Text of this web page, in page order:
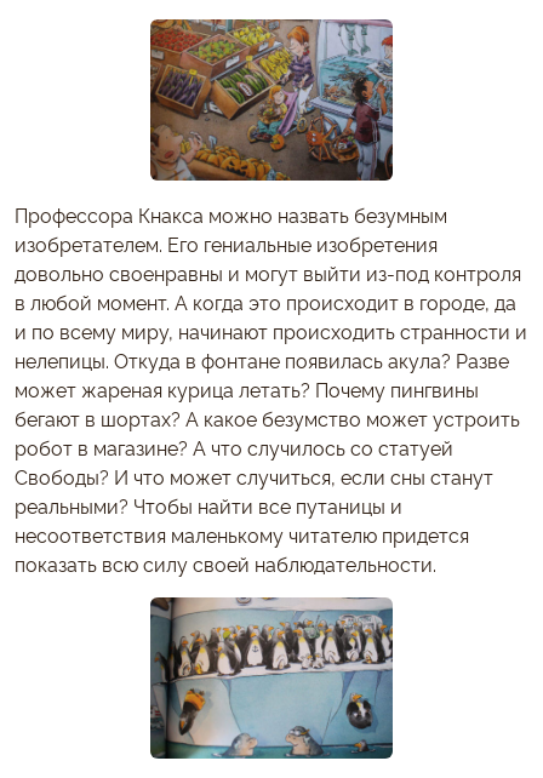
Профессора Кнакса можно назвать безумным
изобретателем. Его гениальные изобретения
довольно своенравны и могут выйти из-под контроля
в любой момент. А когда это происходит в городе, да
и по всему миру, начинают происходить странности и
нелепицы. Откуда в фонтане появилась акула? Разве
может жареная курица летать? Почему пингвины
бегают в шортах? А какое безумство может устроить
робот в магазине? А что случилось со статуей
Свободы? И что может случиться, если сны станут
реальными? Чтобы найти все путаницы и
несоответствия маленькому читателю придется
показать всю силу своей наблюдательности.